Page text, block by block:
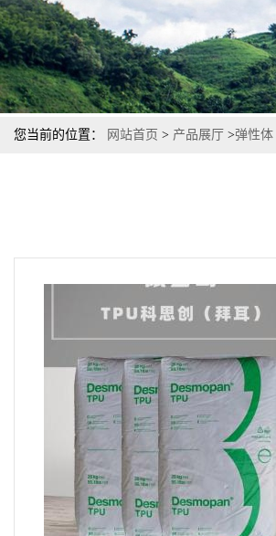
您当前的位置： 网站首页 > 产品展厅 >弹性体